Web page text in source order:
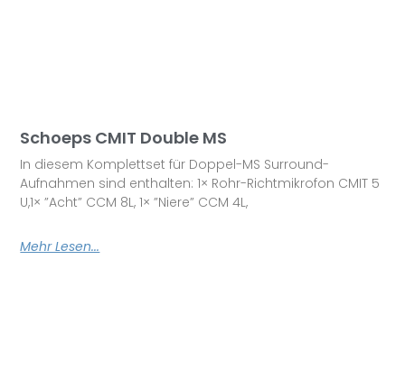
Schoeps CMIT Double MS
In diesem Komplettset für Doppel-MS Surround-
Aufnahmen sind enthalten: 1× Rohr-Richtmikrofon CMIT 5
U,1× ”Acht” CCM 8L, 1× ”Niere” CCM 4L,
Mehr Lesen...